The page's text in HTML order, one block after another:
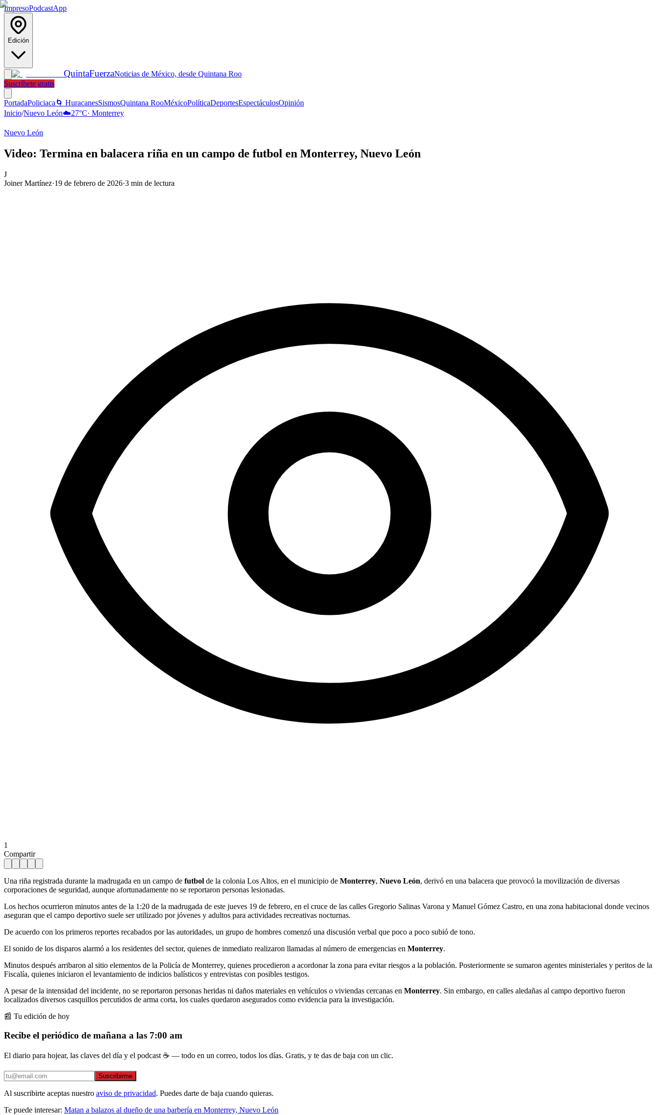
ImpresoPodcastApp
Edición
QuintaFuerzaNoticias de México, desde Quintana Roo
Suscríbete gratis
PortadaPoliciaca 🌀 HuracanesSismosQuintana RooMéxicoPolíticaDeportesEspectáculosOpinión
Inicio/Nuevo León☁️27°C· Monterrey
Nuevo León
Video: Termina en balacera riña en un campo de futbol en Monterrey, Nuevo León
J
Joiner Martínez·19 de febrero de 2026·3 min de lectura
1
Compartir
Una riña registrada durante la madrugada en un campo de futbol de la colonia Los Altos, en el municipio de Monterrey, Nuevo León, derivó en una balacera que provocó la movilización de diversas
corporaciones de seguridad, aunque afortunadamente no se reportaron personas lesionadas.
Los hechos ocurrieron minutos antes de la 1:20 de la madrugada de este jueves 19 de febrero, en el cruce de las calles Gregorio Salinas Varona y Manuel Gómez Castro, en una zona habitacional donde vecinos
aseguran que el campo deportivo suele ser utilizado por jóvenes y adultos para actividades recreativas nocturnas.
De acuerdo con los primeros reportes recabados por las autoridades, un grupo de hombres comenzó una discusión verbal que poco a poco subió de tono.
El sonido de los disparos alarmó a los residentes del sector, quienes de inmediato realizaron llamadas al número de emergencias en Monterrey.
Minutos después arribaron al sitio elementos de la Policía de Monterrey, quienes procedieron a acordonar la zona para evitar riesgos a la población. Posteriormente se sumaron agentes ministeriales y peritos de la
Fiscalía, quienes iniciaron el levantamiento de indicios balísticos y entrevistas con posibles testigos.
A pesar de la intensidad del incidente, no se reportaron personas heridas ni daños materiales en vehículos o viviendas cercanas en Monterrey. Sin embargo, en calles aledañas al campo deportivo fueron
localizados diversos casquillos percutidos de arma corta, los cuales quedaron asegurados como evidencia para la investigación.
📰 Tu edición de hoy
Recibe el periódico de mañana a las 7:00 am
El diario para hojear, las claves del día y el podcast ☕ — todo en un correo, todos los días. Gratis, y te das de baja con un clic.
Suscribirme
Al suscribirte aceptas nuestro aviso de privacidad. Puedes darte de baja cuando quieras.
Te puede interesar: Matan a balazos al dueño de una barbería en Monterrey, Nuevo León